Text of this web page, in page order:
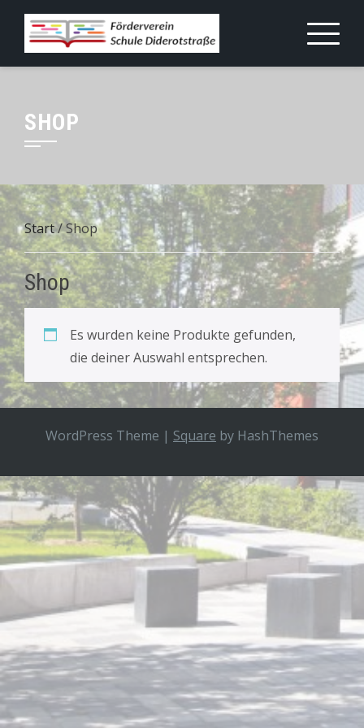
Skip
content
SHOP
Start/ Shop
Shop
Es wurden keine Produkte gefunden,
die deiner Auswahl entsprechen.
WordPress Theme | Square by HashThemes